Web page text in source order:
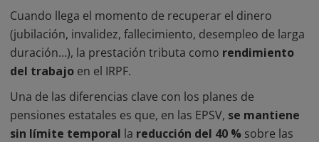
Cuando llega el momento de recuperar el dinero
(jubilación, invalidez, fallecimiento, desempleo de larga
duración…), la prestación tributa como rendimiento
del trabajo en el IRPF.
Una de las diferencias clave con los planes de
pensiones estatales es que, en las EPSV, se mantiene
sin límite temporal la reducción del 40 % sobre las